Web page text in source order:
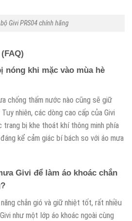
Givi PRS04 chính hãng
nóng khi mặc vào mùa hè
chống thấm nước nào cũng sẽ giữ
nhiên, các dòng cao cấp của Givi
trang bị khe thoát khí thông minh phía
kể cảm giác bí bách so với áo mưa
Givi để làm áo khoác chắn
chắn gió và giữ nhiệt tốt, rất nhiều
như một lớp áo khoác ngoài cùng